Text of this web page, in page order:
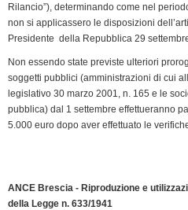
Rilancio”), determinando come nel
non si applicassero le disposizioni
Presidente della Repubblica 29
Non essendo state previste ulteriori
soggetti pubblici (amministrazioni di cui
legislativo 30 marzo 2001, n. 165 e le
pubblica) dal 1 settembre effettueranno
5.000 euro dopo aver effettuato le
ANCE Brescia - Riproduzione e
della Legge n. 633/1941